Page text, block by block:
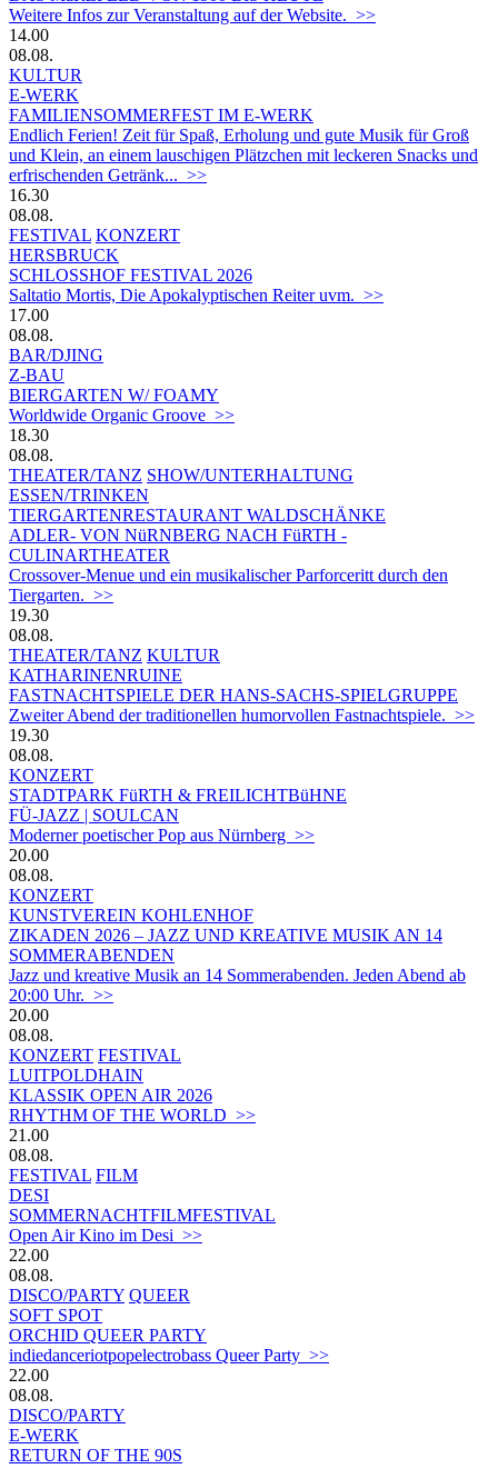
Weitere Infos zur Veranstaltung auf der Website. >>
14.00
08.08.
KULTUR
E-WERK
FAMILIENSOMMERFEST IM E-WERK
Endlich Ferien! Zeit für Spaß, Erholung und gute Musik für Groß
und Klein, an einem lauschigen Plätzchen mit leckeren Snacks und
erfrischenden Getränk... >>
16.30
08.08.
FESTIVAL KONZERT
HERSBRUCK
SCHLOSSHOF FESTIVAL 2026
Saltatio Mortis, Die Apokalyptischen Reiter uvm. >>
17.00
08.08.
BAR/DJING
Z-BAU
BIERGARTEN W/ FOAMY
Worldwide Organic Groove >>
18.30
08.08.
THEATER/TANZ SHOW/UNTERHALTUNG
ESSEN/TRINKEN
TIERGARTEN­RESTAURANT WALDSCHÄNKE
ADLER- VON NüRNBERG NACH FüRTH -
CULINARTHEATER
Crossover-Menue und ein musikalischer Parforceritt durch den
Tiergarten. >>
19.30
08.08.
THEATER/TANZ KULTUR
KATHARINENRUINE
FASTNACHTSPIELE DER HANS-SACHS-SPIELGRUPPE
Zweiter Abend der traditionellen humorvollen Fastnachtspiele. >>
19.30
08.08.
KONZERT
STADTPARK FüRTH & FREILICHTBüHNE
FÜ-JAZZ | SOULCAN
Moderner poetischer Pop aus Nürnberg >>
20.00
08.08.
KONZERT
KUNSTVEREIN KOHLENHOF
ZIKADEN 2026 – JAZZ UND KREATIVE MUSIK AN 14
SOMMERABENDEN
Jazz und kreative Musik an 14 Sommerabenden. Jeden Abend ab
20:00 Uhr. >>
20.00
08.08.
KONZERT FESTIVAL
LUITPOLDHAIN
KLASSIK OPEN AIR 2026
RHYTHM OF THE WORLD >>
21.00
08.08.
FESTIVAL FILM
DESI
SOMMERNACHTFILMFESTIVAL
Open Air Kino im Desi >>
22.00
08.08.
DISCO/PARTY QUEER
SOFT SPOT
ORCHID QUEER PARTY
indiedanceriotpopelectrobass Queer Party >>
22.00
08.08.
DISCO/PARTY
E-WERK
RETURN OF THE 90S